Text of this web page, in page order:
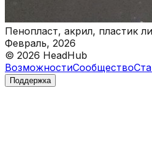
Пенопласт, акрил, пластик
Февраль, 2026
© 2026 HeadHub
ВозможностиСообщество
Поддержка